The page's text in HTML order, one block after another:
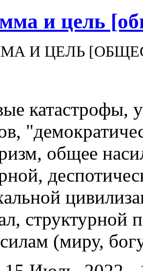
и цель
И ЦЕЛЬ
катастрофы,
общее
структурной
(миру,